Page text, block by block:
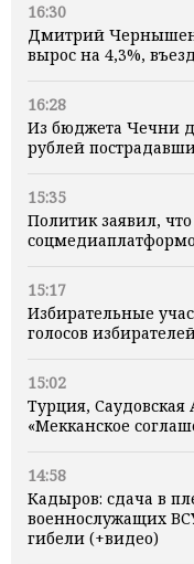
16:30
Дмитрий
вырос на 4,3%,
16:28
Из бюджета Чечни
рублей
15:35
Политик заявил,
15:17
Избирательные
голосов
15:02
Турция,
«Мекканское
14:58
Кадыров: сдача в
военнослужащих
гибели (+видео)